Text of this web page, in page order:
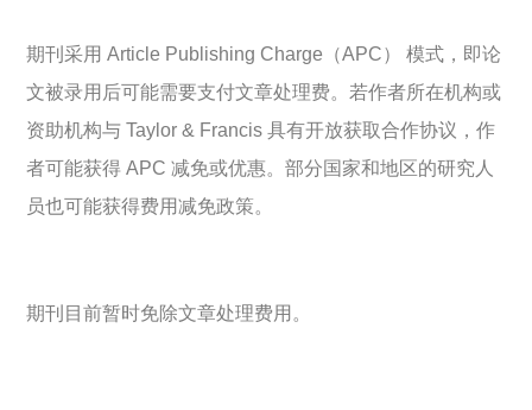
期刊采用 Article Publishing Charge（APC） 模式，即论
文被录用后可能需要支付文章处理费。若作者所在机构或
资助机构与 Taylor & Francis 具有开放获取合作协议，作
者可能获得 APC 减免或优惠。部分国家和地区的研究人
员也可能获得费用减免政策。
期刊目前暂时免除文章处理费用。